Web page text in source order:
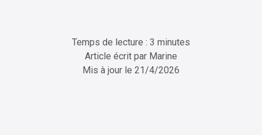
Temps de lecture : 3 minutes
Article écrit par Marine
Mis à jour le 21/4/2026